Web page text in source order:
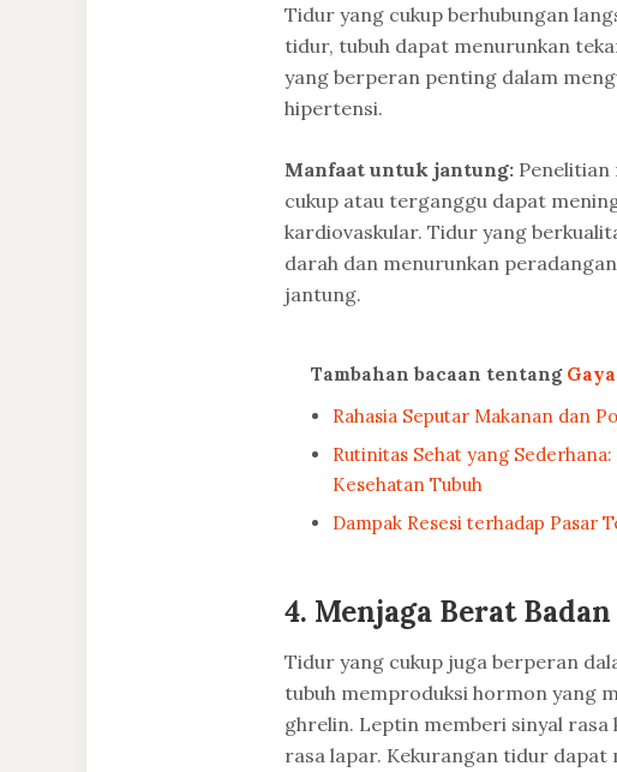
Tidur yang cukup berhubungan
tidur, tubuh dapat menurunkan
yang berperan penting dalam
hipertensi.
Manfaat untuk jantung:Penelitian
cukup atau terganggu dapat
kardiovaskular. Tidur yang
darah dan menurunkan
jantung.
Tambahan bacaan tentang
Rahasia Seputar Makanan dan
Rutinitas Sehat yang
Kesehatan Tubuh
Dampak Resesi terhadap Pasar
4. Menjaga Berat
Tidur yang cukup juga berperan
tubuh memproduksi hormon yang
ghrelin. Leptin memberi sinyal
rasa lapar. Kekurangan tidur dapat